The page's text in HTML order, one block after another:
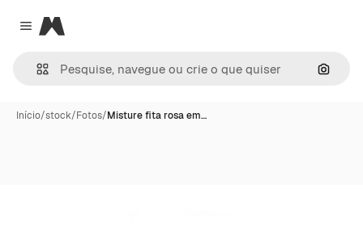
Close menu
Magnific
Início/stock/Fotos/Misture fita rosa em…